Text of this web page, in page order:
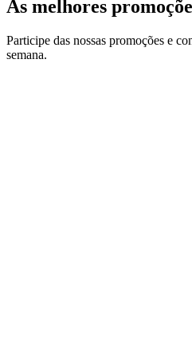
As melhores
Participe das nossas promoções e
semana.